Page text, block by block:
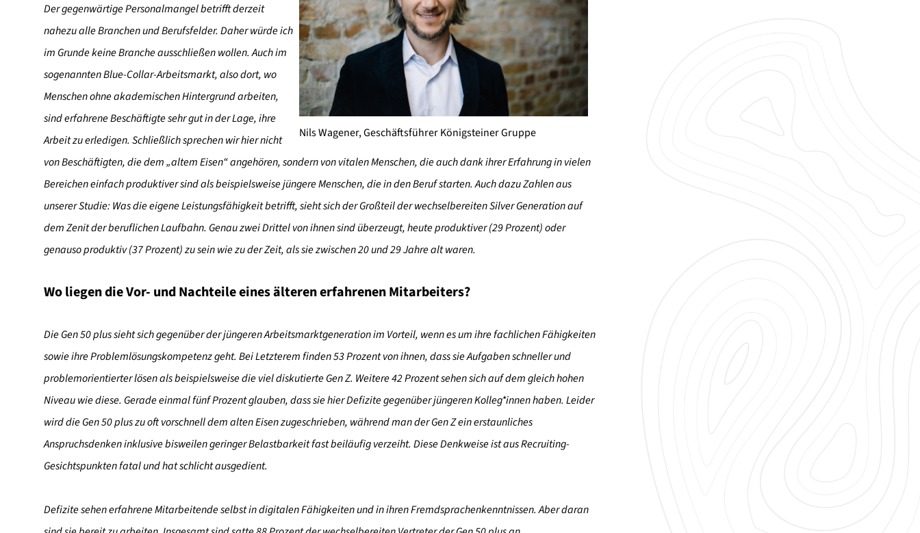
Nils Wagener, Geschäftsführer Königsteiner Gruppe
Der gegenwärtige Personalmangel betrifft derzeit
nahezu alle Branchen und Berufsfelder. Daher würde ich
im Grunde keine Branche ausschließen wollen. Auch im
sogenannten Blue-Collar-Arbeitsmarkt, also dort, wo
Menschen ohne akademischen Hintergrund arbeiten,
sind erfahrene Beschäftigte sehr gut in der Lage, ihre
Arbeit zu erledigen. Schließlich sprechen wir hier nicht
von Beschäftigten, die dem „altem Eisen“ angehören, sondern von vitalen Menschen, die auch dank ihrer Erfahrung in vielen
Bereichen einfach produktiver sind als beispielsweise jüngere Menschen, die in den Beruf starten. Auch dazu Zahlen aus
unserer Studie: Was die eigene Leistungsfähigkeit betrifft, sieht sich der Großteil der wechselbereiten Silver Generation auf
dem Zenit der beruflichen Laufbahn. Genau zwei Drittel von ihnen sind überzeugt, heute produktiver (29 Prozent) oder
genauso produktiv (37 Prozent) zu sein wie zu der Zeit, als sie zwischen 20 und 29 Jahre alt waren.
Wo liegen die Vor- und Nachteile eines älteren erfahrenen Mitarbeiters?
Die Gen 50 plus sieht sich gegenüber der jüngeren Arbeitsmarktgeneration im Vorteil, wenn es um ihre fachlichen Fähigkeiten
sowie ihre Problemlösungskompetenz geht. Bei Letzterem finden 53 Prozent von ihnen, dass sie Aufgaben schneller und
problemorientierter lösen als beispielsweise die viel diskutierte Gen Z. Weitere 42 Prozent sehen sich auf dem gleich hohen
Niveau wie diese. Gerade einmal fünf Prozent glauben, dass sie hier Defizite gegenüber jüngeren Kolleg*innen haben. Leider
wird die Gen 50 plus zu oft vorschnell dem alten Eisen zugeschrieben, während man der Gen Z ein erstaunliches
Anspruchsdenken inklusive bisweilen geringer Belastbarkeit fast beiläufig verzeiht. Diese Denkweise ist aus Recruiting-
Gesichtspunkten fatal und hat schlicht ausgedient.
Defizite sehen erfahrene Mitarbeitende selbst in digitalen Fähigkeiten und in ihren Fremdsprachenkenntnissen. Aber daran